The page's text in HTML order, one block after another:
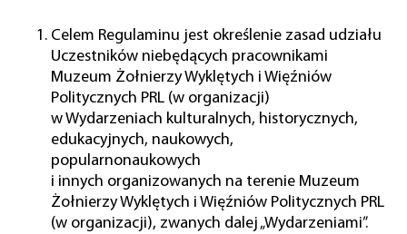
Celem Regulaminu jest określenie zasad udziału
Uczestników niebędących pracownikami
Muzeum Żołnierzy Wyklętych i Więźniów
Politycznych PRL (w organizacji)
w Wydarzeniach kulturalnych, historycznych,
edukacyjnych, naukowych,
popularnonaukowych
i innych organizowanych na terenie Muzeum
Żołnierzy Wyklętych i Więźniów Politycznych PRL
(w organizacji), zwanych dalej „Wydarzeniami”.